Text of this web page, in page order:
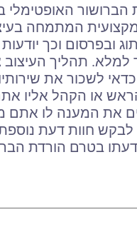
הברושור
המתמחה
ובפרסום וכך
למלא. תהליך
כדאי לשכור את
או הקהל אליו
את המענה לו אתם
לבקש חוות דעת
בטרם הורדת